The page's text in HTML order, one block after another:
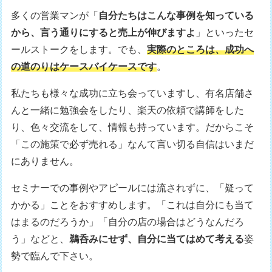
多くの営業マンが「 自分たちはこんな事例を知っている
から、言う通りにすると売上が伸びますよ 」といったセ
ールストークをします。でも、実際のところは、成功へ
の道のりはケースバイケースです。
私たちも様々な成功に立ち会っていますし、有名店舗さ
んと一緒に勉強会をしたり、楽天の依頼で講師をした
り、色々交流をして、情報も持っています。だからこそ
「この施策で必ず売れる」なんて言い切る自信はいまだ
にありません。
セミナーでの事例やアピールには流されずに、「疑って
かかる」ことをおすすめします。「これは自分にも当て
はまるのだろうか」「自分の店の場合はどうなんだろ
う」などと、 鵜呑みにせず、自分に当てはめて考える姿
勢で臨んで下さい。